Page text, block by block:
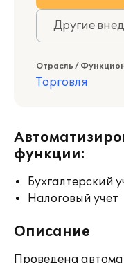
Другие
Отрасль /
Торговля
функции:
Бухгалтерский
Налоговый учет
Описание
Проведена